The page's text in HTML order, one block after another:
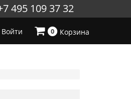
495 109 37 32
Войти 0 Корзина